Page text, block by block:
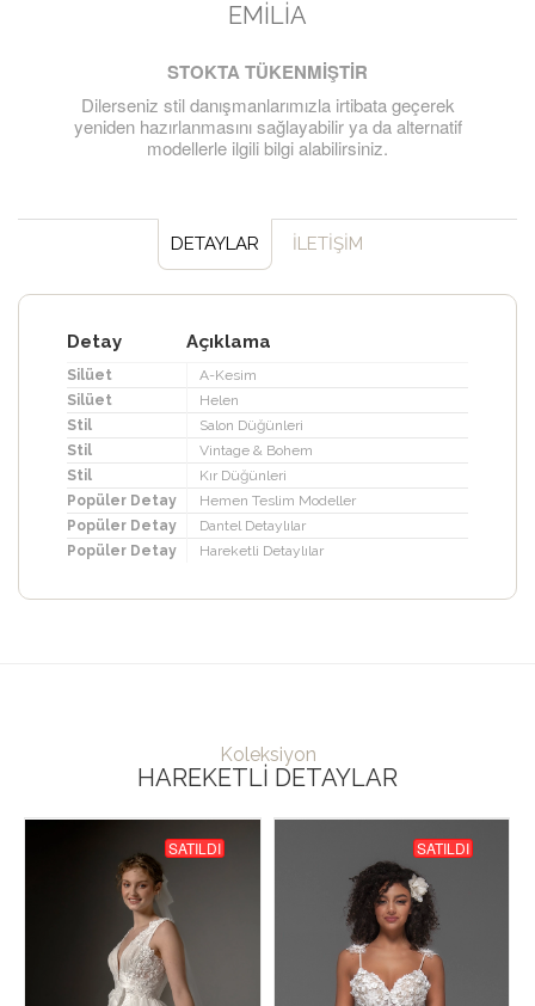
EMILIA
STOKTA TÜKENMİŞTİR
Dilerseniz stil danışmanlarımızla irtibata geçerek
yeniden hazırlanmasını sağlayabilir ya da alternatif
modellerle ilgili bilgi alabilirsiniz.
DETAYLAR İLETİŞİM
Detay Açıklama
Silüet
A-Kesim
Silüet
Helen
Stil
Salon Düğünleri
Stil
Vintage & Bohem
Stil
Kır Düğünleri
Popüler Detay
Hemen Teslim Modeller
Popüler Detay
Dantel Detaylılar
Popüler Detay
Hareketli Detaylılar
Koleksiyon
HAREKETLI DETAYLAR
SATILDI SATILDI